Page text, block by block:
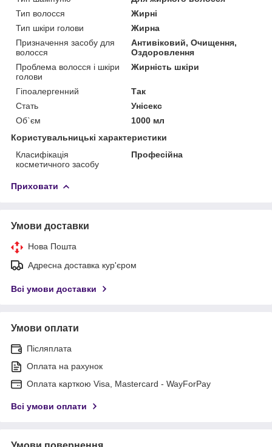
Тип волосся
Жирні
Тип шкіри голови
Жирна
Призначення засобу для
волосся
Антивіковий, Очищення,
Оздоровлення
Проблема волосся і шкіри
голови
Жирність шкіри
Гіпоалергенний
Так
Стать
Унісекс
Об`єм
1000 мл
Користувальницькі характеристики
Класифікація
косметичного засобу
Професійна
Приховати
Умови доставки
Нова Пошта
Адресна доставка кур'єром
Всі умови доставки
Умови оплати
Післяплата
Оплата на рахунок
Оплата карткою Visa, Mastercard - WayForPay
Всі умови оплати